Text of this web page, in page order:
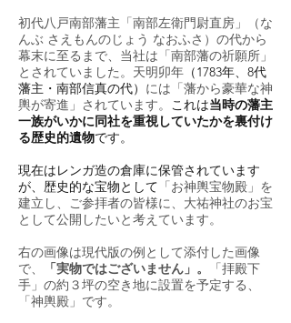
初代八戸南部藩主「南部左衛門尉直房」
（な
んぶ さえもんのじょう なおふさ）の代から
幕末に至るまで、当社は「南部藩の祈願所」
とされていました。 天明卯年 （1783年、8代
藩主・南部信真の代） には「藩から豪華な神
輿が寄進」されています。 これは当時の藩主
一族がいかに同社を重視していたかを裏付け
る歴史的遺物です。
現在はレンガ造の倉庫に保管されています
が、歴史的な宝物として 「お神輿宝物殿」を
建立し、ご参拝者の皆様に、大祐神社のお宝
として公開したいと考えています。
右の画像は現代版の例として添付した画像
で、
「実物ではございません」。
「拝殿下
手」の約３坪の空き地に設置を予定する、
「神輿殿」です。